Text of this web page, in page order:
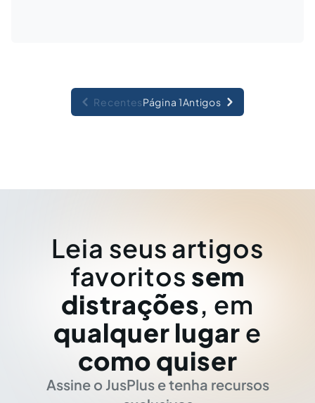
RecentesPágina 1Antigos
Leia seus artigos
favoritos sem
distrações, em
qualquer lugar e
como quiser
Assine o JusPlus e tenha recursos